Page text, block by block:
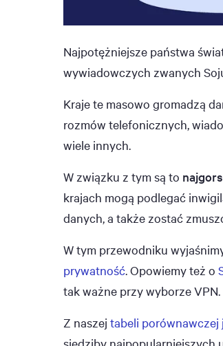
Najpotężniejsze państwa
wywiadowczych zwanych
Kraje te masowo gromadzą
rozmów telefonicznych,
wiele innych.
W związku z tym są to
krajach mogą podlegać
danych, a także zostać
W tym przewodniku
prywatność. Opowiemy też o
tak ważne przy wyborze VPN.
Z naszej tabeli porównawczej